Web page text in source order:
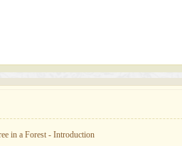
in a Forest - Introduction